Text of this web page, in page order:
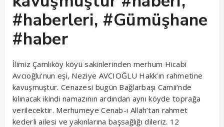
#haberleri, #Gümüşhane
#haber
İlimiz Çamlıköy köyü sakinlerinden merhum Hicabi
Avcıoğlu’nun eşi, Neziye AVCIOĞLU Hakk’ın rahmetine
kavuşmuştur. Cenazesi bugün Bağlarbaşı Camii’nde
kılınacak ikindi namazının ardından aynı köyde toprağa
verilecektir. Merhumeye Cenab-ı Allah’tan rahmet
kederli ailesi ve yakınlarına başsağlığı dileriz. 12